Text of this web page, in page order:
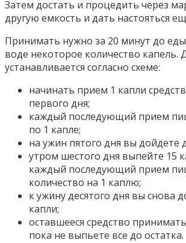
Затем достать и процедить через
другую емкость и дать настояться
Принимать нужно за 20 минут до
воде некоторое количество капель.
устанавливается согласно схеме:
начинать прием 1 капли
первого дня;
каждый последующий прием
по 1 капле;
на ужин пятого дня вы дойдете
утром шестого дня выпейте 15
каждый последующий прием
количество на 1 каплю;
к ужину десятого дня вы снова
капли;
оставшееся средство
пока не выпьете все до остатка.